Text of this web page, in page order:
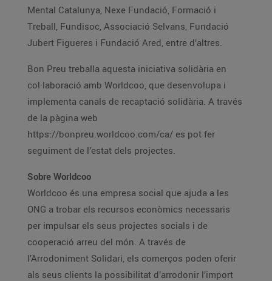
Mental Catalunya, Nexe Fundació, Formació i
Treball, Fundisoc, Associació Selvans, Fundació
Jubert Figueres i Fundació Ared, entre d’altres.
Bon Preu treballa aquesta iniciativa solidària en
col·laboració amb Worldcoo, que desenvolupa i
implementa canals de recaptació solidària. A través
de la pàgina web
https://bonpreu.worldcoo.com/ca/ es pot fer
seguiment de l’estat dels projectes.
Sobre Worldcoo
Worldcoo és una empresa social que ajuda a les
ONG a trobar els recursos econòmics necessaris
per impulsar els seus projectes socials i de
cooperació arreu del món. A través de
l’Arrodoniment Solidari, els comerços poden oferir
als seus clients la possibilitat d’arrodonir l’import